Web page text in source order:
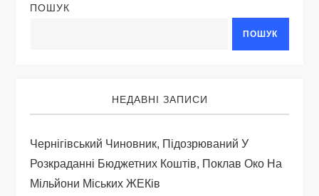
ц
з
а
п
ПОШУК
ПОШУК
НЕДАВНІ ЗАПИСИ
Чернігівський Чиновник, Підозрюваний У
Розкраданні Бюджетних Коштів, Поклав Око На
Мільйони Міських ЖЕКів